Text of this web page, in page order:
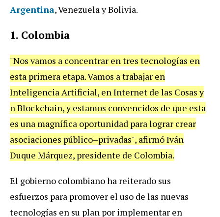
Argentina, Venezuela y Bolivia.
1. Colombia
"Nos vamos a concentrar en tres tecnologías en
esta primera etapa. Vamos a trabajar en
Inteligencia Artificial, en Internet de las Cosas y
n Blockchain, y estamos convencidos de que esta
es una magnífica oportunidad para lograr crear
asociaciones público–privadas", afirmó Iván
Duque Márquez, presidente de Colombia.
El gobierno colombiano ha reiterado sus
esfuerzos para promover el uso de las nuevas
tecnologías en su plan por implementar en